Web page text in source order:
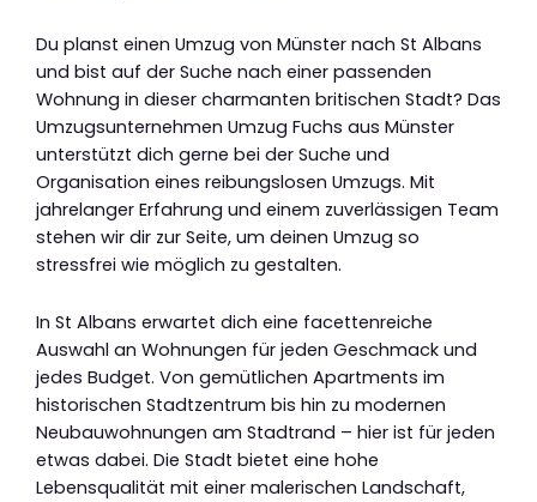
Du planst einen Umzug von Münster nach St Albans
und bist auf der Suche nach einer passenden
Wohnung in dieser charmanten britischen Stadt? Das
Umzugsunternehmen Umzug Fuchs aus Münster
unterstützt dich gerne bei der Suche und
Organisation eines reibungslosen Umzugs. Mit
jahrelanger Erfahrung und einem zuverlässigen Team
stehen wir dir zur Seite, um deinen Umzug so
stressfrei wie möglich zu gestalten.
In St Albans erwartet dich eine facettenreiche
Auswahl an Wohnungen für jeden Geschmack und
jedes Budget. Von gemütlichen Apartments im
historischen Stadtzentrum bis hin zu modernen
Neubauwohnungen am Stadtrand – hier ist für jeden
etwas dabei. Die Stadt bietet eine hohe
Lebensqualität mit einer malerischen Landschaft,